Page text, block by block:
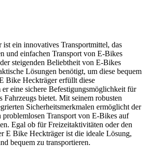
ein innovatives Transportmittel, das
und einfachen Transport von E-Bikes
steigenden Beliebtheit von E-Bikes
Lösungen benötigt, um diese bequem
Bike Heckträger erfüllt diese
eine sichere Befestigungsmöglichkeit für
Fahrzeugs bietet. Mit seinem robusten
Sicherheitsmerkmalen ermöglicht der
Transport von E-Bikes auf
Egal ob für Freizeitaktivitäten oder den
E Bike Heckträger ist die ideale Lösung,
bequem zu transportieren.